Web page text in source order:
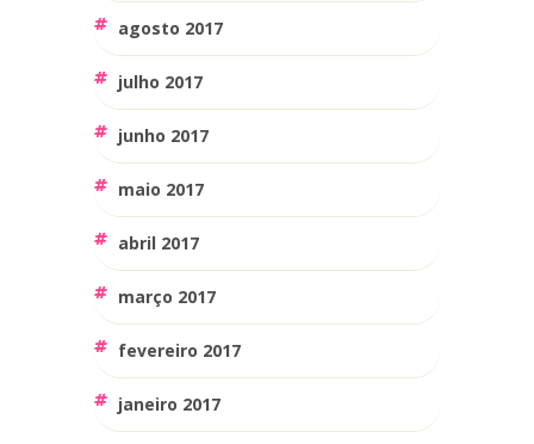
agosto 2017
julho 2017
junho 2017
maio 2017
abril 2017
março 2017
fevereiro 2017
janeiro 2017